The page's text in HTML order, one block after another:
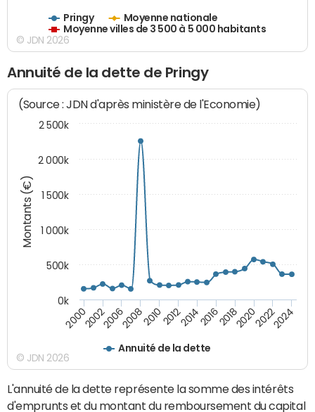
Pringy
Moyenne nationale
Moyenne villes de 3 500 à 5 000 habitants
© JDN 2026
Annuité de la dette de Pringy
Montants (€)
(Source : JDN d'après ministère de l'Economie)
Annuité de la dette
200020022006200820102012201420162018202020222024
0k
500k
1 000k
1 500k
2 000k
2 500k
© JDN 2026
L'annuité de la dette représente la somme des intérêts
d'emprunts et du montant du remboursement du capital